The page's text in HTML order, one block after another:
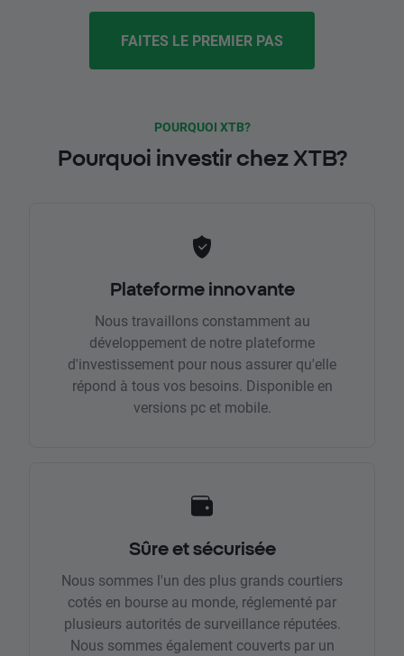
FAITES LE PREMIER PAS
POURQUOI XTB?
Pourquoi investir chez XTB?
Plateforme innovante
Nous travaillons constamment au
développement de notre plateforme
d'investissement pour nous assurer qu'elle
répond à tous vos besoins. Disponible en
versions pc et mobile.
Sûre et sécurisée
Nous sommes l'un des plus grands courtiers
cotés en bourse au monde, réglementé par
plusieurs autorités de surveillance réputées.
Nous sommes également couverts par un